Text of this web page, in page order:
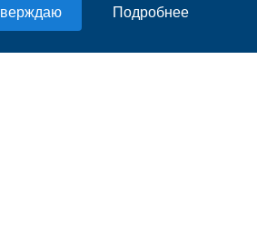
Подробнее
данных